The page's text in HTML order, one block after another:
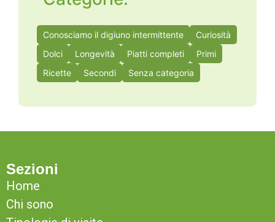
Conosciamo il digiuno intermittente
Curiosità
Dolci
Longevità Piatti completi
Primi
Ricette
Secondi Senza categoria
Sezioni
Home
Chi sono